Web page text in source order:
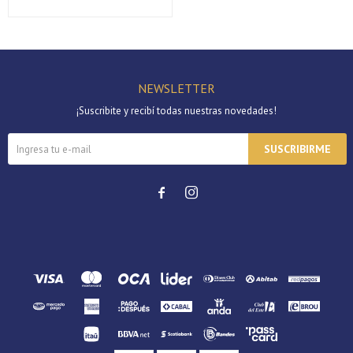
NEWSLETTER
¡Suscribite y recibí todas nuestras novedades!
SUSCRIBIRME
 